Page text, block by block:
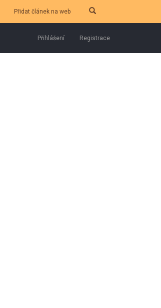
Přidat článek na web
Přihlášení Registrace